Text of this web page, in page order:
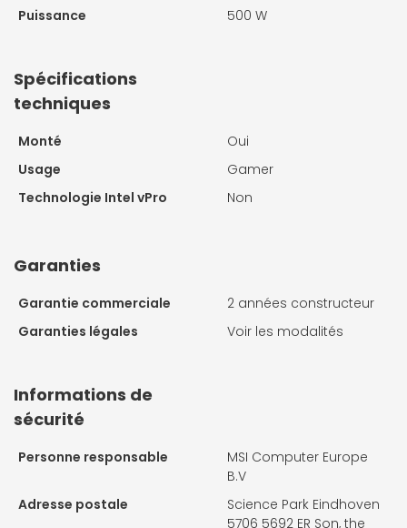
Puissance
500 W
Spécifications
techniques
Monté
Oui
Usage
Gamer
Technologie Intel vPro
Non
Garanties
Garantie commerciale
2 années constructeur
Garanties légales
Voir les modalités
Informations de
sécurité
Personne responsable
MSI Computer Europe
B.V
Adresse postale
Science Park Eindhoven
5706 5692 ER Son, the